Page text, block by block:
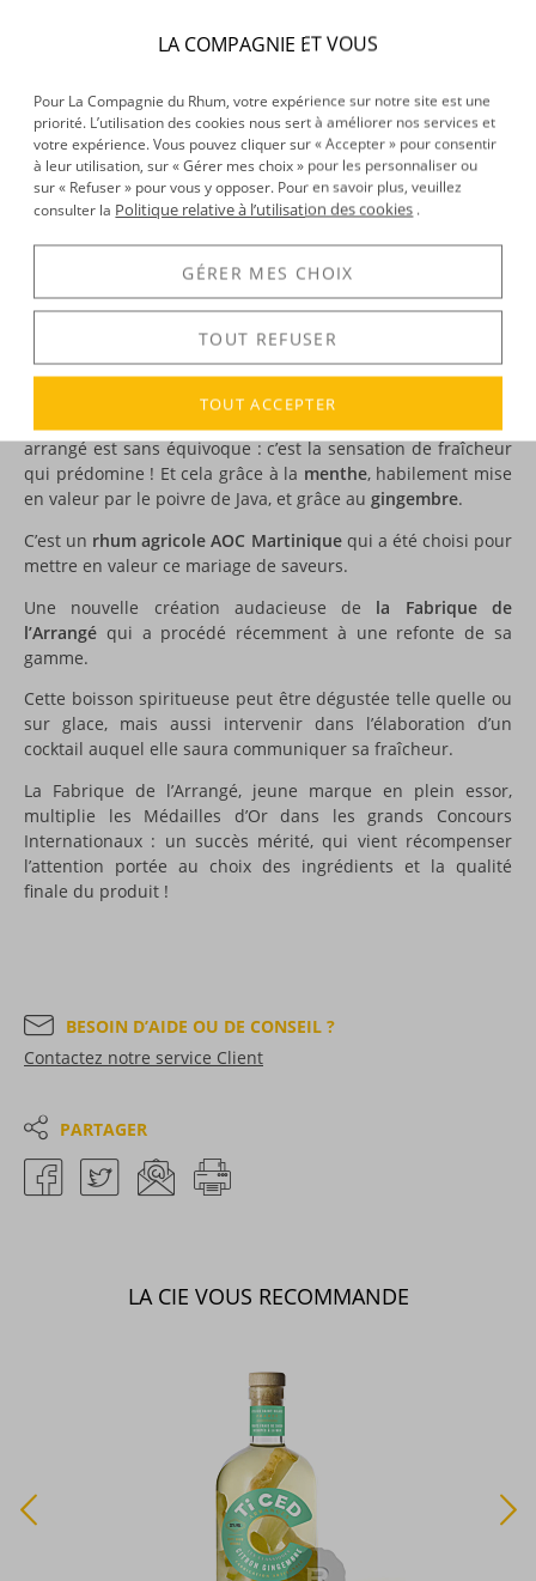
Rhum agricole
Volume :70CL
Degré :31°
Voir tous les produits : La Fabrique de l'Arrangé
DESCRIPTION
arrangé est sans équivoque : c’est la sensation de fraîcheur
qui prédomine ! Et cela grâce à la menthe, habilement mise
en valeur par le poivre de Java, et grâce au gingembre.
C’est un rhum agricole AOC Martiniquequi a été choisi pour
mettre en valeur ce mariage de saveurs.
Une nouvelle création audacieuse de la Fabrique de
l’Arrangé qui a procédé récemment à une refonte de sa
gamme.
Cette boisson spiritueuse peut être dégustée telle quelle ou
sur glace, mais aussi intervenir dans l’élaboration d’un
cocktail auquel elle saura communiquer sa fraîcheur.
La Fabrique de l’Arrangé, jeune marque en plein essor,
multiplie les Médailles d’Or dans les grands Concours
Internationaux : un succès mérité, qui vient récompenser
l’attention portée au choix des ingrédients et la qualité
finale du produit !
BESOIN D’AIDE OU DE CONSEIL ?
Contactez notre service Client
PARTAGER
LA CIE VOUS RECOMMANDE
LA COMPAGNIE ET VOUS
Pour La Compagnie du Rhum, votre expérience sur notre site est une
priorité. L’utilisation des cookies nous sert à améliorer nos services et
votre expérience. Vous pouvez cliquer sur « Accepter » pour consentir
à leur utilisation, sur « Gérer mes choix » pour les personnaliser ou
sur « Refuser » pour vous y opposer. Pour en savoir plus, veuillez
consulter la Politique relative à l’utilisation des cookies .
GÉRER MES CHOIX
TOUT REFUSER
TOUT ACCEPTER